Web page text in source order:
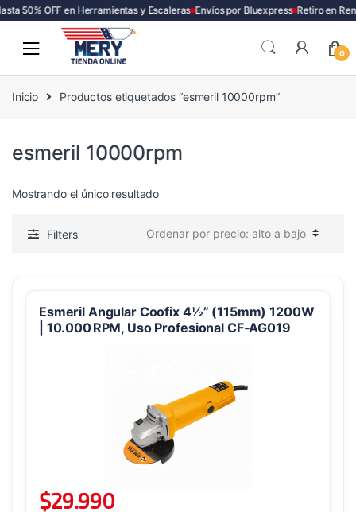
50% OFF en Herramientas y Escaleras Envíos por Bluexpress Retiro en
0
Inicio Productos etiquetados “esmeril 10000rpm”
esmeril 10000rpm
Mostrando el único resultado
Filters
Esmeril Angular Coofix 4½” (115mm) 1200W
| 10.000 RPM, Uso Profesional CF‑AG019
$29.990